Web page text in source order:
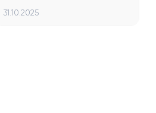
31.10.2025